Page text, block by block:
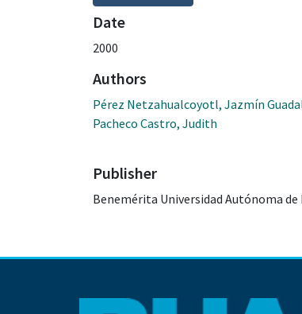
Date
2000
Authors
Pérez Netzahualcoyotl, Jazmín
Pacheco Castro, Judith
Publisher
Benemérita Universidad Autónoma de